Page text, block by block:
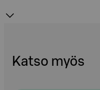
Katso myös